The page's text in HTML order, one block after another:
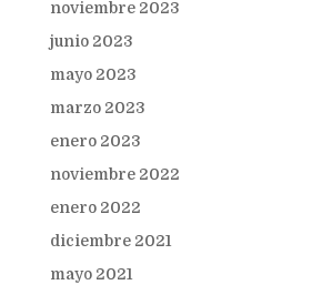
noviembre 2023
junio 2023
mayo 2023
marzo 2023
enero 2023
noviembre 2022
enero 2022
diciembre 2021
mayo 2021